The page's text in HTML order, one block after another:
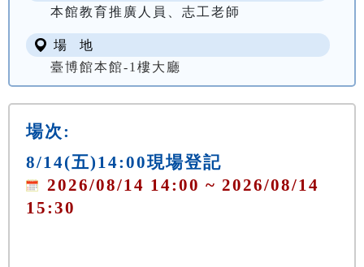
本館教育推廣人員、志工老師
場 地
臺博館本館-1樓大廳
場次:
8/14(五)14:00現場登記
2026/08/14 14:00 ~ 2026/08/14
15:30